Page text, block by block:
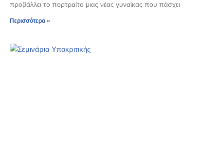
προβάλλει το πορτραίτο μιας νέας γυναίκας που πάσχει
Περισσότερα »